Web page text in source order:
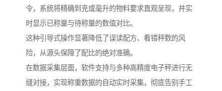
令，系统将精确到克或毫升的物料要求直观呈现，并实
时显示已称量与待称量的数值对比。
这种引导式操作显著降低了误读配方、看错秤数的风
险，从源头保障了配比的绝对准确。
在数据采集层面，软件支持与多种高精度电子秤进行无
缝对接，实现称重数据的自动实时采集，彻底告别手工